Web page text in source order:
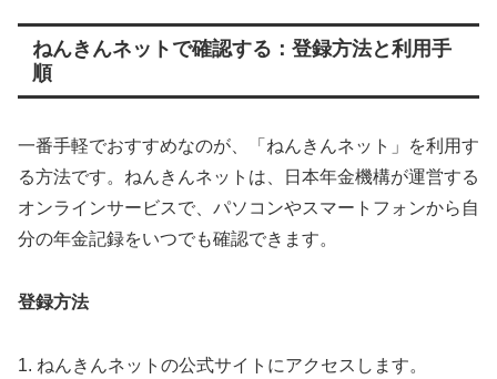
ねんきんネットで確認する：登録方法と利用手
順
一番手軽でおすすめなのが、「ねんきんネット」を利用す
る方法です。ねんきんネットは、日本年金機構が運営する
オンラインサービスで、パソコンやスマートフォンから自
分の年金記録をいつでも確認できます。
登録方法
1. ねんきんネットの公式サイトにアクセスします。